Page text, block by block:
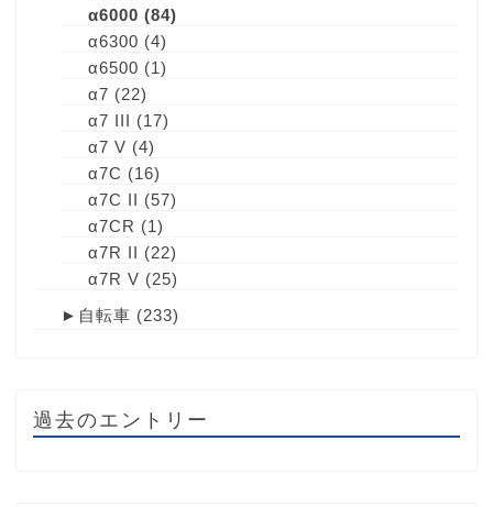
α6000 (84)
α6300 (4)
α6500 (1)
α7 (22)
α7 III (17)
α7 V (4)
α7C (16)
α7C II (57)
α7CR (1)
α7R II (22)
α7R V (25)
► 自転車 (233)
過去のエントリー